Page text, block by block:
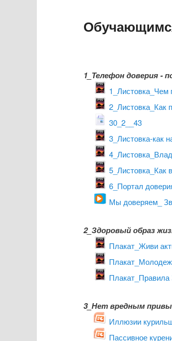
содержимому
1_Телефон доверия -
1_Листовка_Чем
2_Листовка_Как
30_2__43
3_Листовка-как
5_Листовка_Как
6_Портал
Мы доверяем_
2_Здоровый образ
Плакат_Живи
3_Нет вредным
Иллюзии
Пассивное